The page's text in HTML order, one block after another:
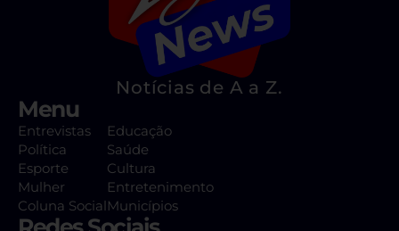
Notícias de A a Z.
Menu
Entrevistas
Política
Esporte
Mulher
Coluna Social
Educação
Saúde
Cultura
Entretenimento
Municípios